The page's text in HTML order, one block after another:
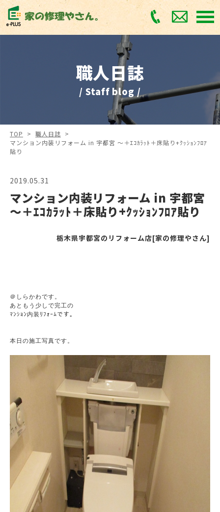
職人日誌
/ Staff blog /
TOP > 職人日誌 >
マンション内装リフォーム in 宇都宮 ～＋ｴｺｶﾗｯﾄ＋床貼り+ｸｯｼｮﾝﾌﾛｱ
貼り
2019.05.31
マンション内装リフォーム in 宇都宮
～＋ｴｺｶﾗｯﾄ＋床貼り+ｸｯｼｮﾝﾌﾛｱ貼り
栃木県宇都宮のリフォーム店[家の修理やさん]
＠しらかわです。
あともう少しで完工の
ﾏﾝｼｮﾝ内装ﾘﾌｫｰﾑです。